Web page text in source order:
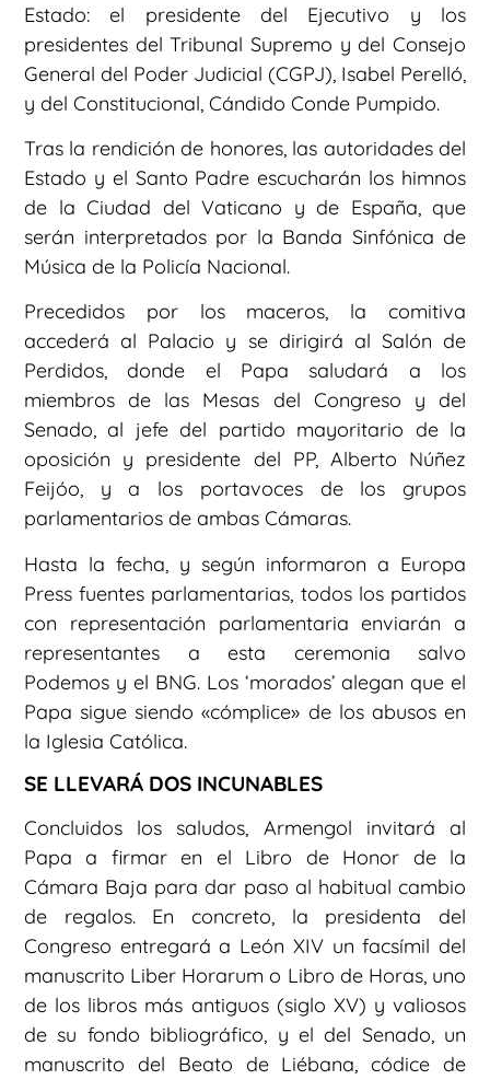
Estado: el presidente del Ejecutivo y los
presidentes del Tribunal Supremo y del Consejo
General del Poder Judicial (CGPJ), Isabel Perelló,
y del Constitucional, Cándido Conde Pumpido.
Tras la rendición de honores, las autoridades del
Estado y el Santo Padre escucharán los himnos
de la Ciudad del Vaticano y de España, que
serán interpretados por la Banda Sinfónica de
Música de la Policía Nacional.
Precedidos por los maceros, la comitiva
accederá al Palacio y se dirigirá al Salón de
Perdidos, donde el Papa saludará a los
miembros de las Mesas del Congreso y del
Senado, al jefe del partido mayoritario de la
oposición y presidente del PP, Alberto Núñez
Feijóo, y a los portavoces de los grupos
parlamentarios de ambas Cámaras.
Hasta la fecha, y según informaron a Europa
Press fuentes parlamentarias, todos los partidos
con representación parlamentaria enviarán a
representantes a esta ceremonia salvo
Podemos y el BNG. Los ‘morados’ alegan que el
Papa sigue siendo «cómplice» de los abusos en
la Iglesia Católica.
SE LLEVARÁ DOS INCUNABLES
Concluidos los saludos, Armengol invitará al
Papa a firmar en el Libro de Honor de la
Cámara Baja para dar paso al habitual cambio
de regalos. En concreto, la presidenta del
Congreso entregará a León XIV un facsímil del
manuscrito Liber Horarum o Libro de Horas, uno
de los libros más antiguos (siglo XV) y valiosos
de su fondo bibliográfico, y el del Senado, un
manuscrito del Beato de Liébana, códice de